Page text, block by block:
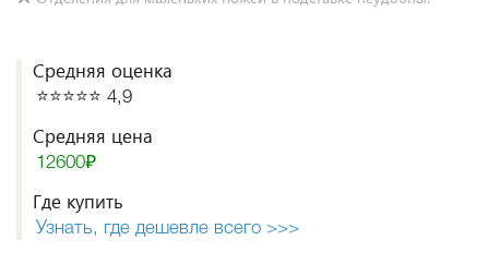
Средняя оценка
⭐️⭐️⭐️⭐️⭐️ 4,9
Средняя цена
12600₽
Где купить
Узнать, где дешевле всего >>>